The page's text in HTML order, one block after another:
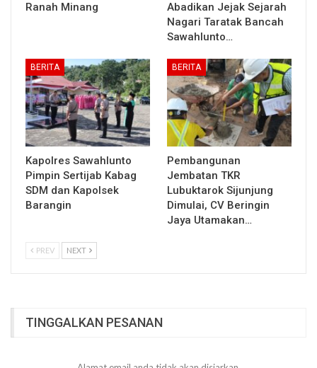
Ranah Minang
Abadikan Jejak Sejarah
Nagari Taratak Bancah
Sawahlunto…
BERITA
Kapolres Sawahlunto
Pimpin Sertijab Kabag
SDM dan Kapolsek
Barangin
BERITA
Pembangunan
Jembatan TKR
Lubuktarok Sijunjung
Dimulai, CV Beringin
Jaya Utamakan…
PREV NEXT
TINGGALKAN PESANAN